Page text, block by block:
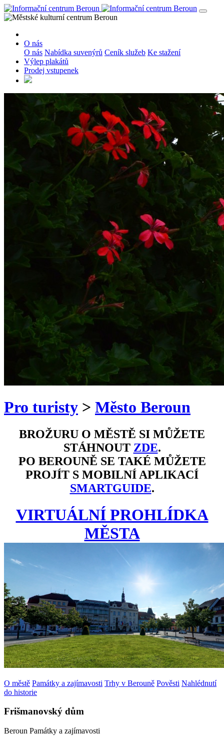
O nás
O nás Nabídka suvenýrů Ceník služeb Ke stažení
Výlep plakátů
Prodej vstupenek
Pro turisty > Město Beroun
BROŽURU O MĚSTĚ SI MŮŽETE
STÁHNOUT ZDE.
PO BEROUNĚ SE TAKÉ MŮŽETE
PROJÍT S MOBILNÍ APLIKACÍ
SMARTGUIDE.
VIRTUÁLNÍ PROHLÍDKA
MĚSTA
O městě Památky a zajímavosti Trhy v Berouně Pověsti Nahlédnutí
do historie
Frišmanovský dům
Beroun Památky a zajímavosti